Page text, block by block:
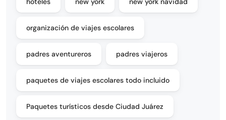
organización de viajes escolares
padres aventureros padres viajeros
paquetes de viajes escolares todo incluido
Paquetes turísticos desde Ciudad Juárez